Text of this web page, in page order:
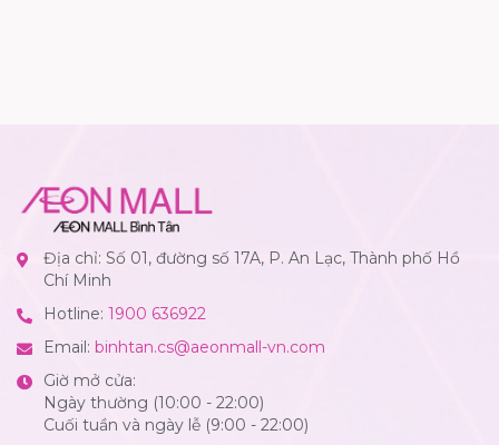
Địa chỉ: Số 01, đường số 17A, P. An Lạc, Thành phố Hồ
Chí Minh
Hotline: 1900 636922
Email: binhtan.cs@aeonmall-vn.com
Giờ mở cửa:
Ngày thường (10:00 - 22:00)
Cuối tuần và ngày lễ (9:00 - 22:00)